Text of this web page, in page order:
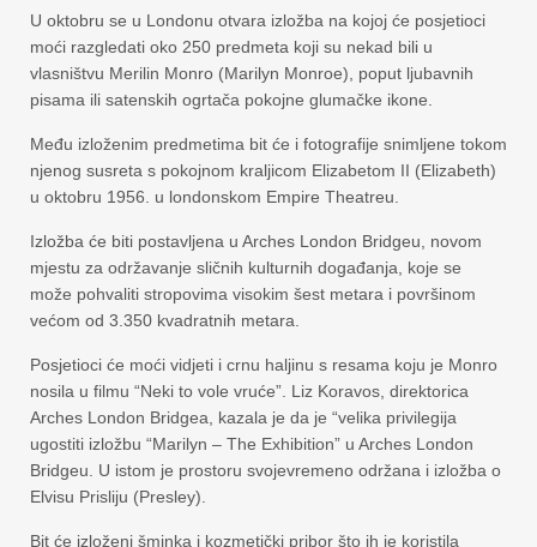
U oktobru se u Londonu otvara izložba na kojoj će posjetioci
moći razgledati oko 250 predmeta koji su nekad bili u
vlasništvu Merilin Monro (Marilyn Monroe), poput ljubavnih
pisama ili satenskih ogrtača pokojne glumačke ikone.
Među izloženim predmetima bit će i fotografije snimljene tokom
njenog susreta s pokojnom kraljicom Elizabetom II (Elizabeth)
u oktobru 1956. u londonskom Empire Theatreu.
Izložba će biti postavljena u Arches London Bridgeu, novom
mjestu za održavanje sličnih kulturnih događanja, koje se
može pohvaliti stropovima visokim šest metara i površinom
većom od 3.350 kvadratnih metara.
Posjetioci će moći vidjeti i crnu haljinu s resama koju je Monro
nosila u filmu “Neki to vole vruće”. Liz Koravos, direktorica
Arches London Bridgea, kazala je da je “velika privilegija
ugostiti izložbu “Marilyn – The Exhibition” u Arches London
Bridgeu. U istom je prostoru svojevremeno održana i izložba o
Elvisu Prisliju (Presley).
Bit će izloženi šminka i kozmetički pribor što ih je koristila